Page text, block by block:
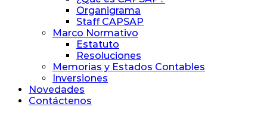
Organigrama
Staff CAPSAP
Marco Normativo
Estatuto
Resoluciones
Memorias y Estados Contables
Inversiones
Novedades
Contáctenos